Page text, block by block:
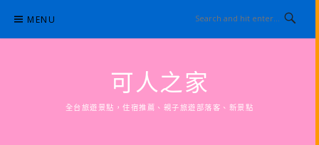
content
MENU
可人之家
全台旅遊景點，住宿推薦、親子旅遊部落客、新景點